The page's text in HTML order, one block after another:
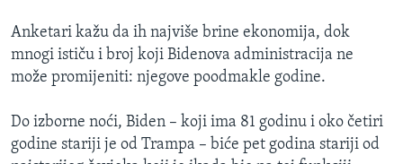
Anketari kažu da ih najviše brine ekonomija, dok
mnogi ističu i broj koji Bidenova administracija ne
može promijeniti: njegove poodmakle godine.
Do izborne noći, Biden – koji ima 81 godinu i oko četiri
godine stariji je od Trampa – biće pet godina stariji od